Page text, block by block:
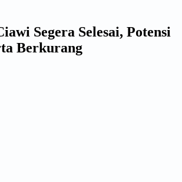
Segera Selesai, Potensi
Berkurang